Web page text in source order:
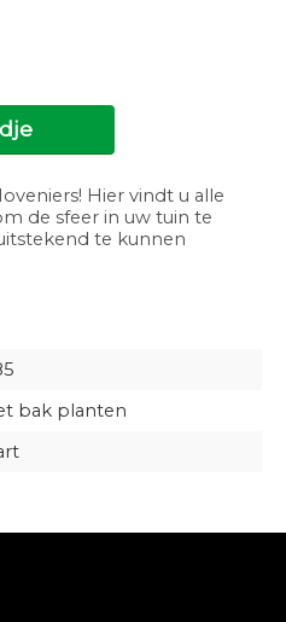
Hier vindt u alle
de sfeer in uw tuin te
te kunnen
bak planten